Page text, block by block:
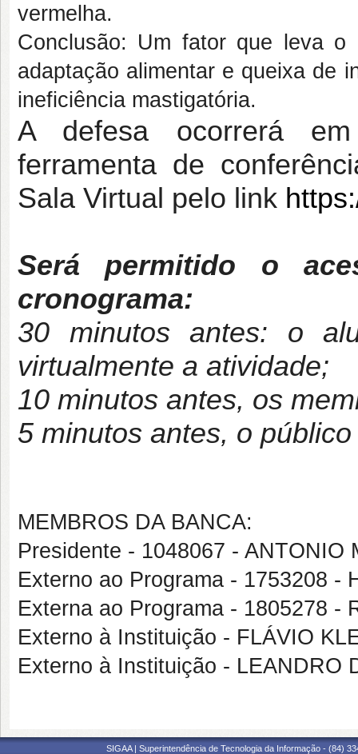
vermelha.
Conclusão: Um fator que leva
adaptação alimentar e queixa de
ineficiência mastigatória.
A defesa ocorrerá
ferramenta de
Sala Virtual pelo link
Será permitido o
cronograma:
30 minutos antes: o
virtualmente a atividade;
10 minutos antes, os
5 minutos antes, o
MEMBROS DA BANCA:
Presidente - 1048067 - ANTONIO
Externo ao Programa - 1753208 -
Externa ao Programa - 1805278 -
Externo à Instituição - FLÁVIO
Externo à Instituição - LEANDRO
SIGAA | Superintendência de Tecnologia da Informação - (84)